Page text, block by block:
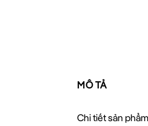
MÔ TẢ
Chi tiết sản